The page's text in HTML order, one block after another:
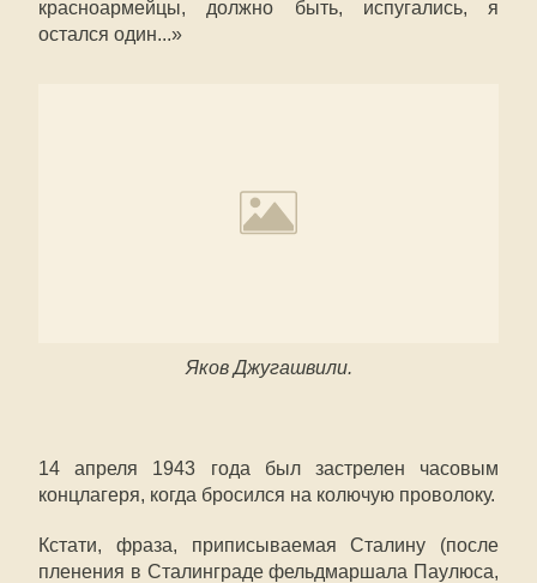
красноармейцы, должно быть, испугались, я
остался один...»
Яков Джугашвили.
14 апреля 1943 года был застрелен часовым
концлагеря, когда бросился на колючую проволоку.
Кстати, фраза, приписываемая Сталину (после
пленения в Сталинграде фельдмаршала Паулюса,